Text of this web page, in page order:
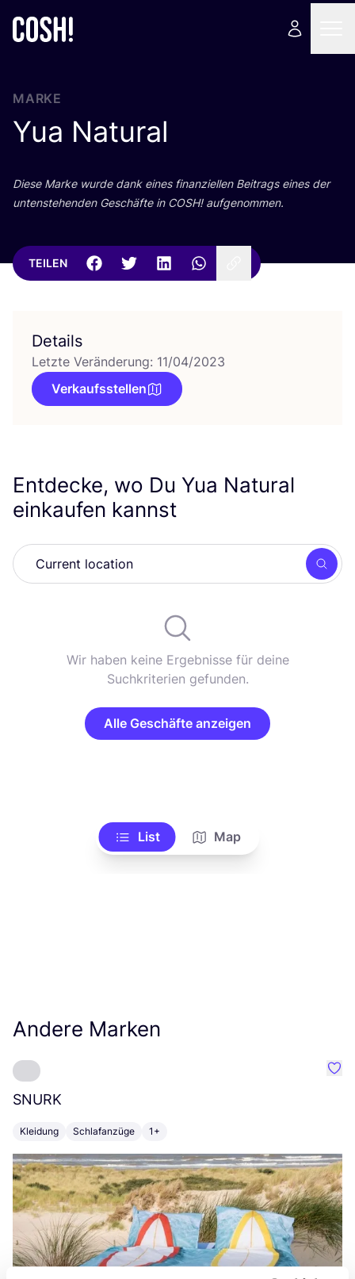
MARKE
Yua Natural
Die­se Mar­ke wur­de dank eines finan­zi­el­len Bei­trags eines der
unten­ste­hen­den Geschäf­te in COSH! aufgenommen.
TEILEN
Details
Letzte Veränderung: 11/04/2023
Verkaufsstellen
Entdecke, wo Du Yua Natural
einkaufen kannst
Wir haben keine Ergebnisse für deine
Suchkriterien gefunden.
Alle Geschäfte anzeigen
List Map
Andere Marken
SNURK
Kleidung Schlafanzüge 1+